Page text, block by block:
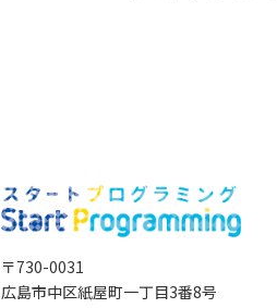
〒730-0031
広島市中区紙屋町一丁目3番8号